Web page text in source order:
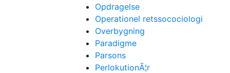
Opdragelse
Operationel retssocociologi
Overbygning
Paradigme
Parsons
PerlokutionÃ¦r